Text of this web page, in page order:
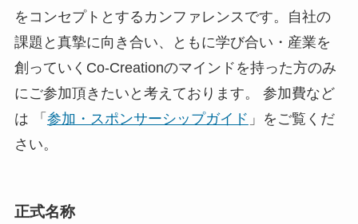
をコンセプトとするカンファレンスです。自社の
課題と真摯に向き合い、ともに学び合い・産業を
創っていくCo-Creationのマインドを持った方のみ
にご参加頂きたいと考えております。 参加費など
は 「 参加・スポンサーシップガイド 」をご覧くだ
さい。
正式名称